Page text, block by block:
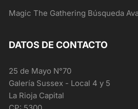
Magic The Gathering Búsqueda
DATOS DE CONTACTO
25 de Mayo N°70
Galería Sussex - Local 4 y 5
La Rioja Capital